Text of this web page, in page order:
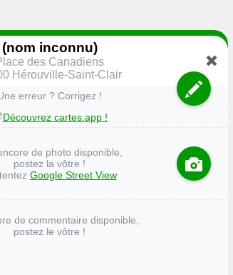
(nom inconnu)
des Canadiens
Hérouville-Saint-Clair
erreur ? Corrigez !
Découvrez cartes.app !
de photo disponible,
postez la vôtre !
Google Street View
de commentaire disponible,
postez le vôtre !